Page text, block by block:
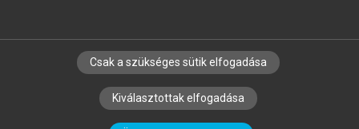
SZERZŐKNEK CÉGEKNEK KÖNYVTÁROSOKNAK
SZERKESZTÉSI ÉS LEKTORÁLÁSI ALAPELVEK
Csak a szükséges sütik elfogadása
Kiválasztottak elfogadása